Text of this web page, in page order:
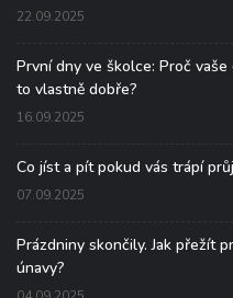
22.09.2025
První dny ve školce: Proč
to vlastně dobře?
16.09.2025
Co jíst a pít pokud vás trápí
07.09.2025
Prázdniny skončily. Jak přežít
únavy?